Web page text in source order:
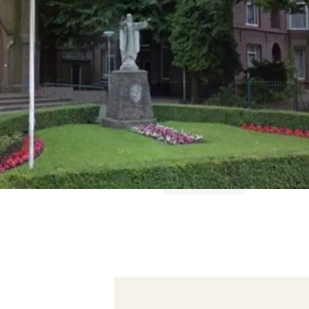
in de
Bekijk ook...
Loosdrecht
Loenen aan de Vecht
Hilversum
Overveen
Veen en Duin
Wildhoef